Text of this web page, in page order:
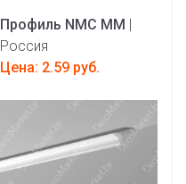
Профиль NMC MM |
Россия
Цена: 2.59 руб.